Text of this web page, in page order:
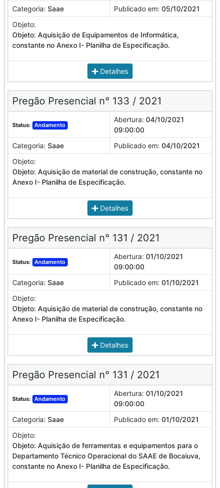
Categoria: Saae Publicado em: 05/10/2021
Objeto:
Objeto: Aquisição de Equipamentos de Informática,
constante no Anexo I- Planilha de Especificação.
Detalhes
Pregão Presencial n° 133 / 2021
Status: Andamento
Abertura: 04/10/2021
09:00:00
Categoria: Saae Publicado em: 04/10/2021
Objeto:
Objeto: Aquisição de material de construção, constante no
Anexo I- Planilha de Especificação.
Detalhes
Pregão Presencial n° 131 / 2021
Status: Andamento
Abertura: 01/10/2021
09:00:00
Categoria: Saae Publicado em: 01/10/2021
Objeto:
Objeto: Aquisição de material de construção, constante no
Anexo I- Planilha de Especificação.
Detalhes
Pregão Presencial n° 131 / 2021
Status: Andamento
Abertura: 01/10/2021
09:00:00
Categoria: Saae Publicado em: 01/10/2021
Objeto:
Objeto: Aquisição de ferramentas e equipamentos para o
Departamento Técnico Operacional do SAAE de Bocaiuva,
constante no Anexo I- Planilha de Especificação.